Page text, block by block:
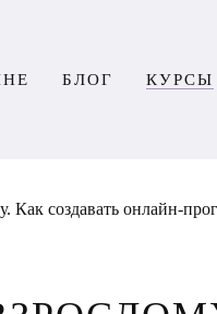
БЛОГ КУРСЫ
Как создавать онлайн-